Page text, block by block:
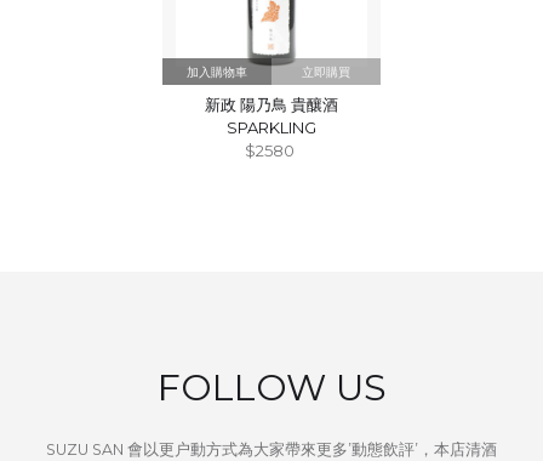
立即購買
新政 陽乃鳥 貴釀酒
SPARKLING
$2580
FOLLOW US
SUZU SAN 會以更户動方式為大家帶來更多’動態飲評’，本店清酒